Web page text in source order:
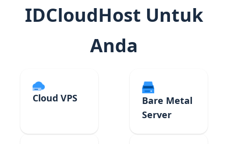
IDCloudHost Untuk
Anda
Cloud VPS
Bare Metal
Server